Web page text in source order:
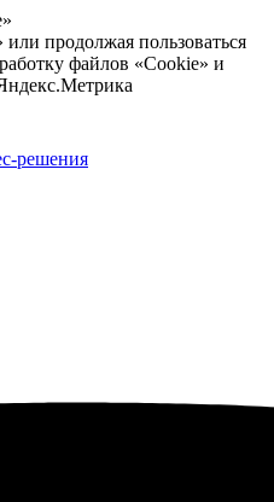
продолжая пользоваться
файлов «Cookie» и
решения